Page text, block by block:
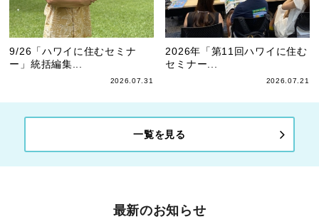
9/26「ハワイに住むセミナ
ー」統括編集...
2026.07.31
2026年「第11回ハワイに住む
セミナー...
2026.07.21
一覧を見る
最新のお知らせ